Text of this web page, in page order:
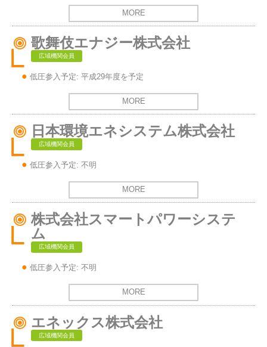
MORE
歌舞伎エナジー株式会社
広域機関会員
低圧参入予定: 平成29年度を予定
MORE
日本環境エネシステム株式会社
広域機関会員
低圧参入予定: 不明
MORE
株式会社スマートパワーシステ
ム
広域機関会員
低圧参入予定: 不明
MORE
エネックス株式会社
広域機関会員